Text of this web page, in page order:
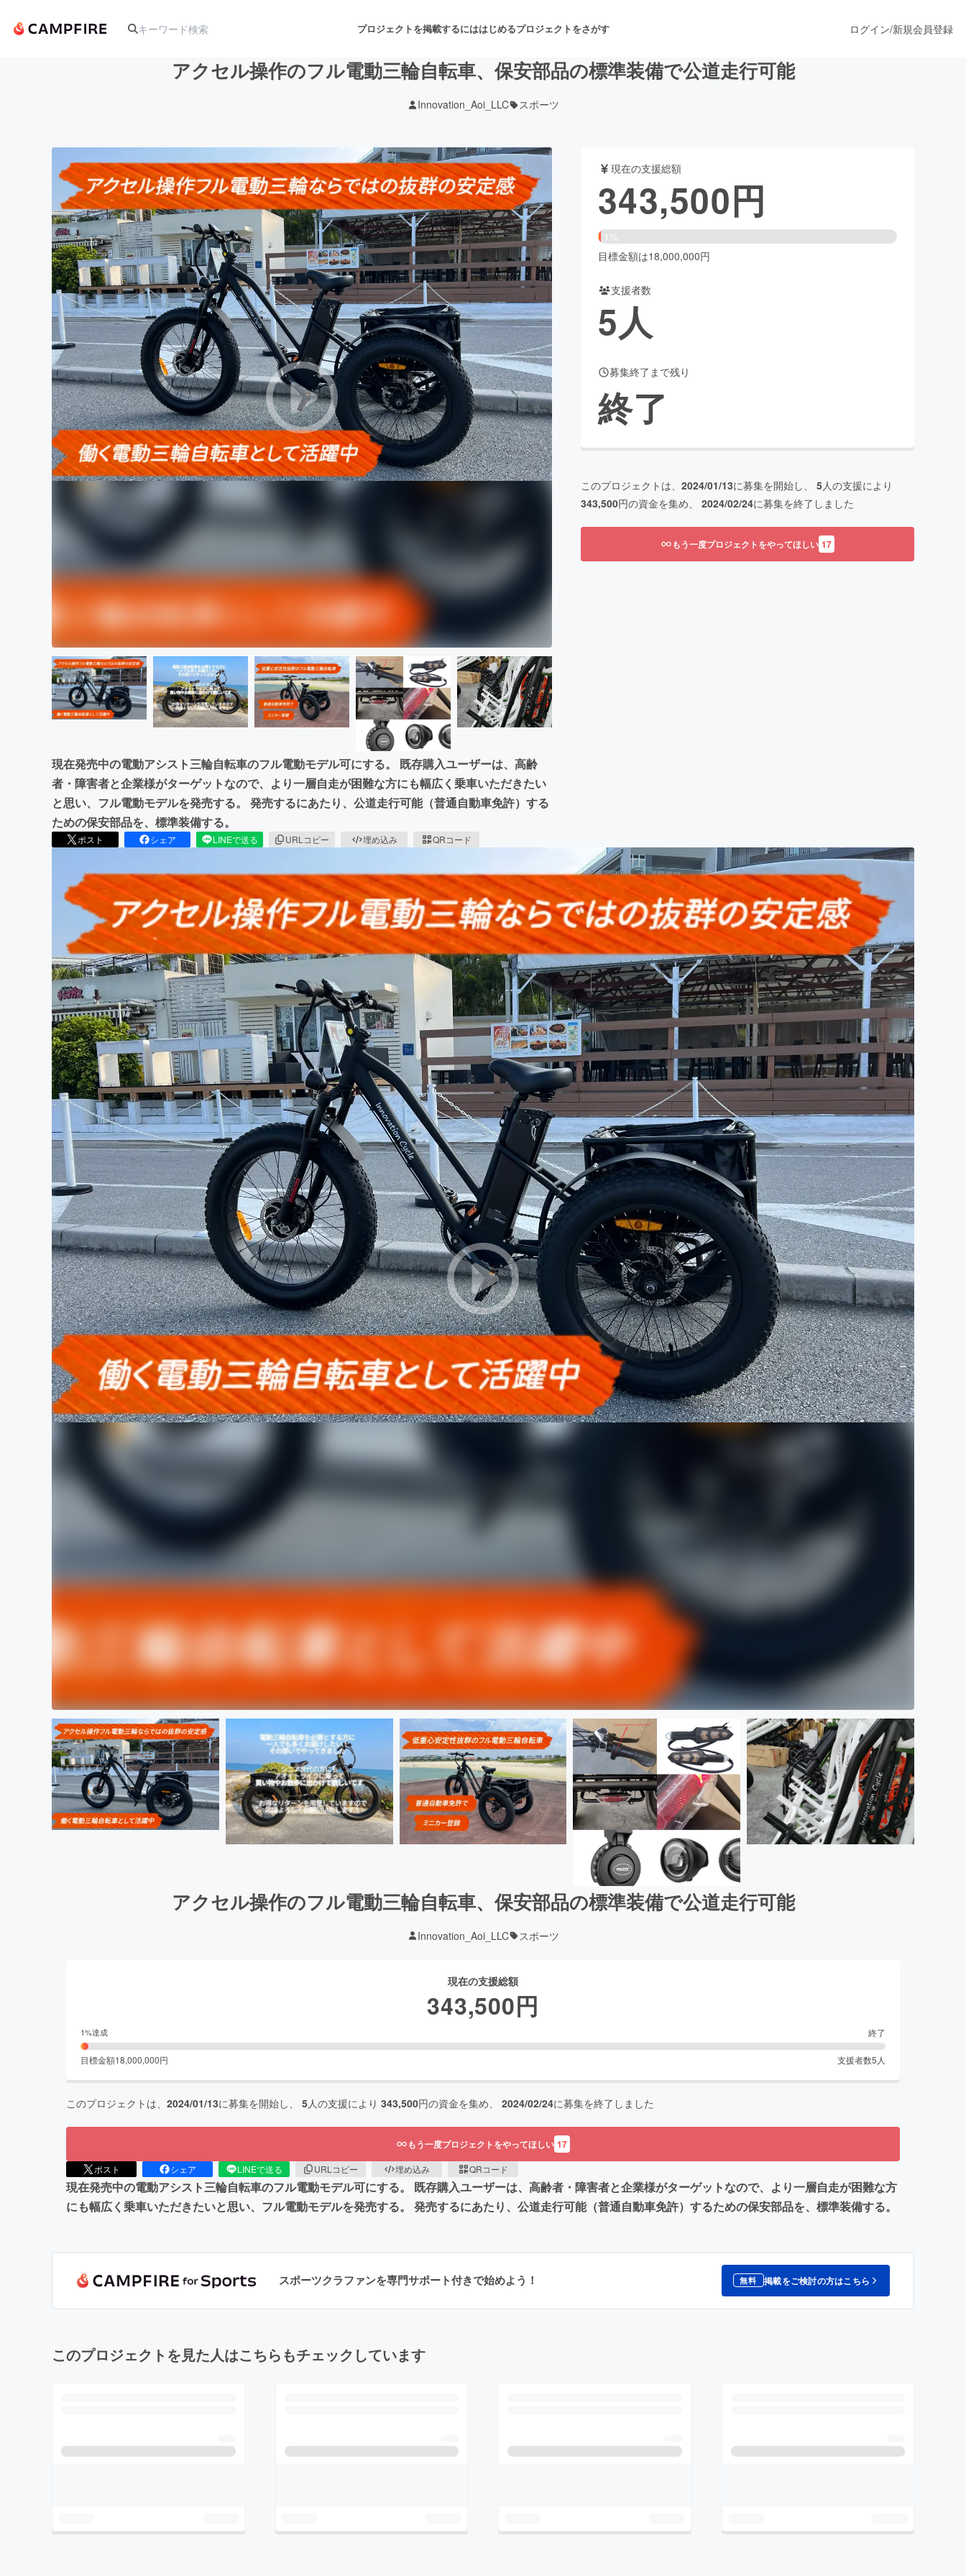
プロジェクトを掲載するにははじめるプロジェクトをさがす
アート・写真 音楽 舞台・パフォーマンス
テクノロジー・ガジェット ゲーム・サービス開発 フード・飲食店 ファッション
映像・映画 書籍・雑誌出版 アニメ・漫画
ビジネス・起業 チャレンジ ビューティー・ヘルスケア
まちづくり・地域活性化
CAMPFIRE for Social GoodCAMPFIRE Creation
CAMPFIREふるさと納税machi-yaコミュニティ
ログイン/新規会員登録
アクセル操作のフル電動三輪自転車、保安部品の標準装備で公道走行可能
Innovation_Aoi_LLC スポーツ
現在発売中の電動アシスト三輪自転車のフル電動モデル可にする。 既存購入ユーザーは、高齢
者・障害者と企業様がターゲットなので、より一層自走が困難な方にも幅広く乗車いただきたい
と思い、フル電動モデルを発売する。 発売するにあたり、公道走行可能（普通自動車免許）する
ための保安部品を、標準装備する。
ポスト シェア LINEで送る URLコピー 埋め込み QRコード
現在の支援総額
343,500円
1%
目標金額は18,000,000円
支援者数
5人
募集終了まで残り
終了
このプロジェクトは、 2024/01/13に募集を開始し、 5人の支援により
343,500円の資金を集め、 2024/02/24に募集を終了しました
もう一度プロジェクトをやってほしい 17
アクセル操作のフル電動三輪自転車、保安部品の標準装備で公道走行可能
Innovation_Aoi_LLC スポーツ
現在の支援総額
343,500円
1%達成 終了
目標金額18,000,000円 支援者数5 人
このプロジェクトは、 2024/01/13に募集を開始し、 5人の支援により 343,500円の資金を集め、 2024/02/24に募集を終了しました
もう一度プロジェクトをやってほしい 17
ポスト シェア LINEで送る URLコピー 埋め込み QRコード
現在発売中の電動アシスト三輪自転車のフル電動モデル可にする。 既存購入ユーザーは、高齢者・障害者と企業様がターゲットなので、より一層自走が困難な方
にも幅広く乗車いただきたいと思い、フル電動モデルを発売する。 発売するにあたり、公道走行可能（普通自動車免許）するための保安部品を、標準装備する。
スポーツクラファンを専門サポート付きで始めよう！ 無料 掲載をご検討の方はこちら
このプロジェクトを見た人はこちらもチェックしています